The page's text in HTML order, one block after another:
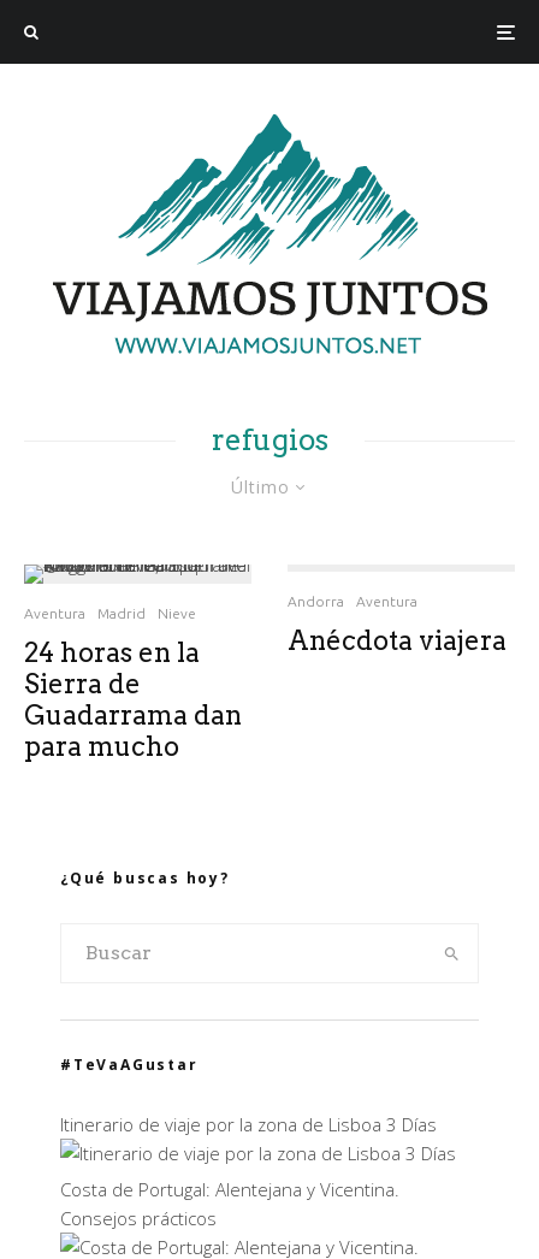
refugios
Último
Aventura Madrid Nieve
24 horas en la
Sierra de
Guadarrama dan
para mucho
Andorra Aventura
Anécdota viajera
¿Qué buscas hoy?
#TeVaAGustar
Itinerario de viaje por la zona de Lisboa 3 Días
Costa de Portugal: Alentejana y Vicentina.
Consejos prácticos